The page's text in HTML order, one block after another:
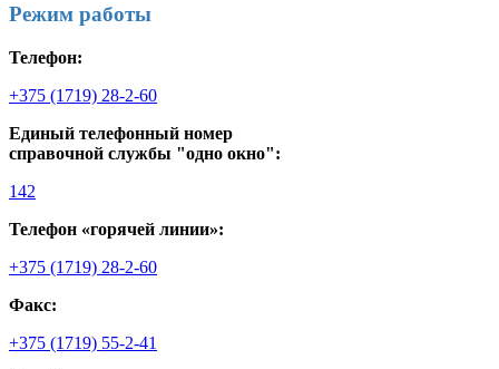
Режим работы
Телефон:
+375 (1719) 28-2-60
Единый телефонный номер
справочной службы "одно окно":
142
Телефон «горячей линии»:
+375 (1719) 28-2-60
Факс:
+375 (1719) 55-2-41